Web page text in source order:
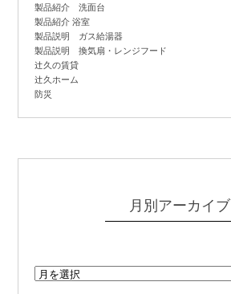
製品紹介 洗面台
製品紹介 浴室
製品説明 ガス給湯器
製品説明 換気扇・レンジフード
辻久の賃貸
辻久ホーム
防災
月別アーカイブ